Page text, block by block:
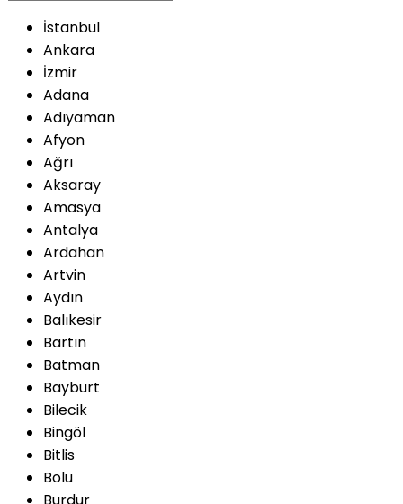
İstanbul
Ankara
İzmir
Adana
Adıyaman
Afyon
Ağrı
Aksaray
Amasya
Antalya
Ardahan
Artvin
Aydın
Balıkesir
Bartın
Batman
Bayburt
Bilecik
Bingöl
Bitlis
Bolu